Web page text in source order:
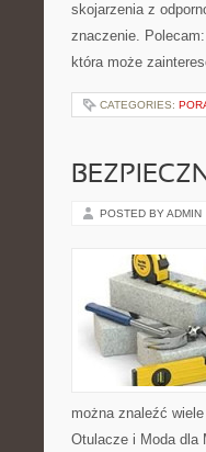
skojarzenia z
znaczenie.
która może
CATEGORIES:
POSTED BY ADMIN
można znaleźć
Otulacze i Moda dla